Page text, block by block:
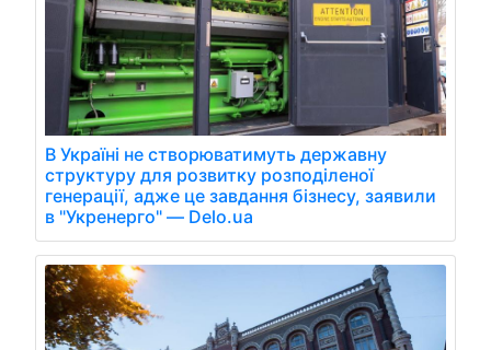
В Україні не створюватимуть державну
структуру для розвитку розподіленої
генерації, адже це завдання бізнесу, заявили
в "Укренерго" — Delo.ua